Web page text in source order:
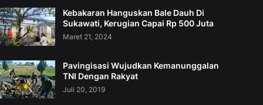
Kebakaran Hanguskan Bale Dauh Di
Sukawati, Kerugian Capai Rp 500 Juta
Maret 21, 2024
Pavingisasi Wujudkan Kemanunggalan
TNI Dengan Rakyat
Juli 20, 2019